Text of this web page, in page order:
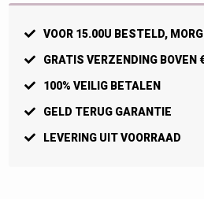
aantal
VOOR 15.00U BESTELD,
GRATIS VERZENDING BOVEN
100% VEILIG BETALEN
GELD TERUG GARANTIE
LEVERING UIT VOORRAAD